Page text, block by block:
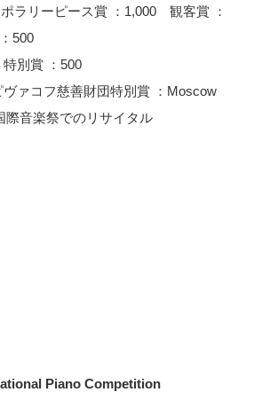
ラリーピース賞 ：1,000 観客賞 ：
500
特別賞 ：500
ァコフ慈善財団特別賞 ：Moscow
際音楽祭でのリサイタル
Piano Competition